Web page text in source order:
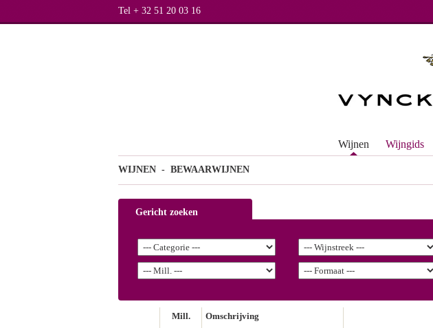
Tel + 32 51 20 03 16
Wijnen Wijngids
WIJNEN - BEWAARWIJNEN
Gericht zoeken
Mill. Omschrijving